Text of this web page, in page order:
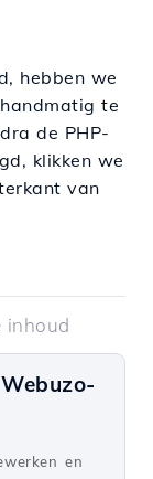
hebben we
te
de PHP-
klikken we
van
inhoud
en